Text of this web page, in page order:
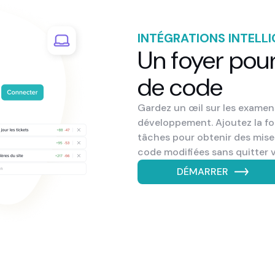
INTÉGRATIONS
Un foyer
de code
Gardez un œil sur les
développement. Ajoutez la
tâches pour obtenir des
code modifiées sans quitter
DÉMARRER